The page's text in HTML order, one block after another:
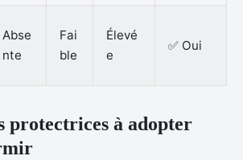
Abse
nte
Fai
ble
Élevé
e
✅ Oui
protectrices à adopter